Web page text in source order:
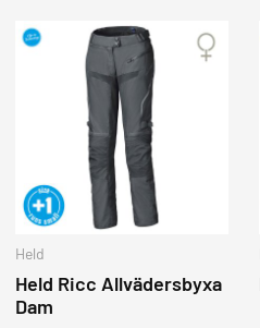
Held
Held Ricc Allvädersbyxa
Dam